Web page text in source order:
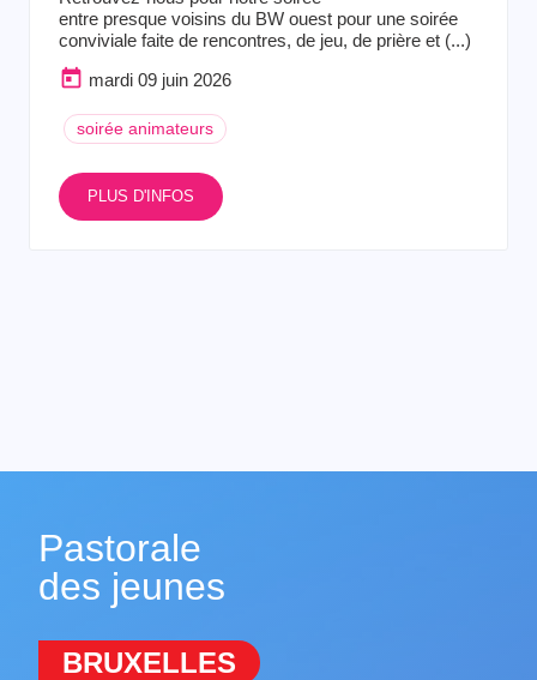
entre presque voisins du BW ouest pour une soirée
conviviale faite de rencontres, de jeu, de prière et (...)
mardi 09 juin 2026
soirée animateurs
PLUS D'INFOS
Pastorale
des jeunes
BRUXELLES